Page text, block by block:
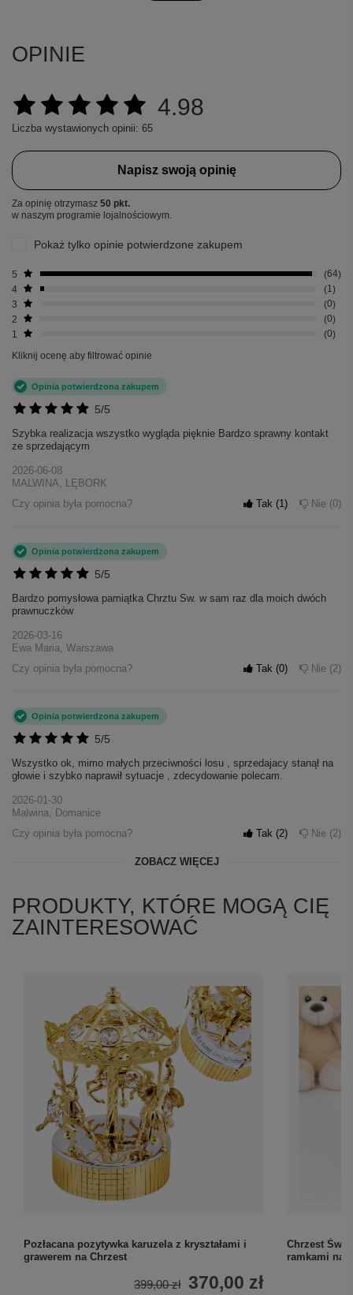
OPINIE
4.98
Liczba wystawionych opinii: 65
Napisz swoją opinię
Za opinię otrzymasz 50 pkt.
w naszym programie lojalnościowym.
Pokaż tylko opinie potwierdzone zakupem
5
64
4
1
3
0
2
0
1
0
Kliknij ocenę aby filtrować opinie
5/5
Opinia potwierdzona zakupem
Szybka realizacja wszystko wygląda pięknie Bardzo sprawny kontakt
ze sprzedającym
2026-06-08
MALWINA, LĘBORK
Czy opinia była pomocna?
Tak 1 Nie 0
5/5
Opinia potwierdzona zakupem
Bardzo pomysłowa pamiątka Chrztu Sw. w sam raz dla moich dwóch
prawnuczków
2026-03-16
Ewa Maria, Warszawa
Czy opinia była pomocna?
Tak 0 Nie 2
5/5
Opinia potwierdzona zakupem
Wszystko ok, mimo małych przeciwności losu , sprzedajacy stanął na
głowie i szybko naprawił sytuacje , zdecydowanie polecam.
2026-01-30
Malwina, Domanice
Czy opinia była pomocna?
Tak 2 Nie 2
ZOBACZ WIĘCEJ
PRODUKTY, KTÓRE MOGĄ CIĘ
ZAINTERESOWAĆ
Pozłacana pozytywka karuzela z kryształami i
grawerem na Chrzest
399,00 zł 370,00 zł
Chrzest Św.:
ramkami na